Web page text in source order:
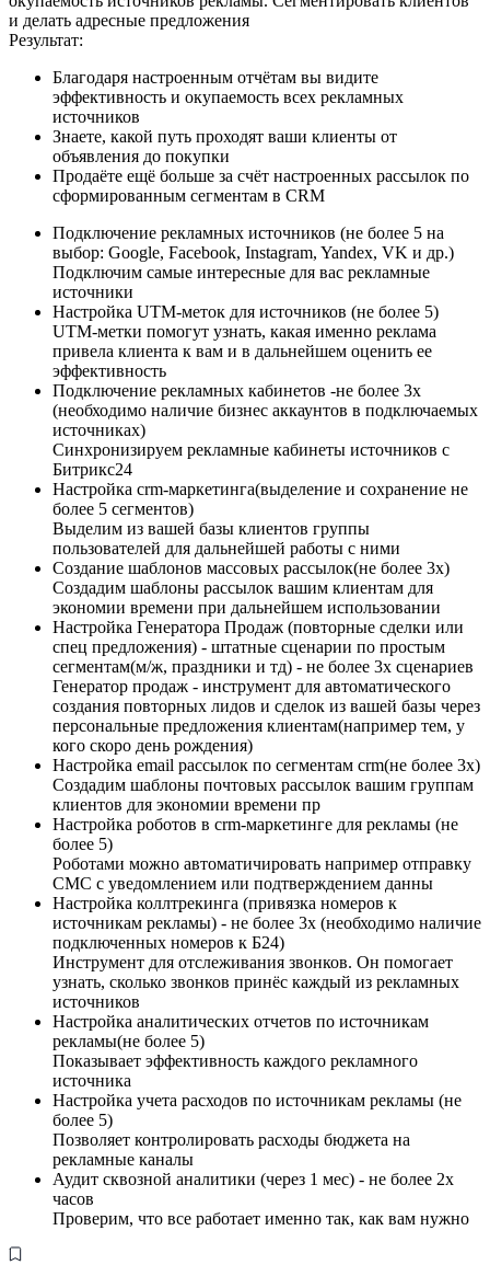
и делать адресные предложения
Результат:
Благодаря настроенным отчётам вы видите
эффективность и окупаемость всех рекламных
источников
Знаете, какой путь проходят ваши клиенты от
объявления до покупки
Продаёте ещё больше за счёт настроенных рассылок по
сформированным сегментам в CRM
Подключение рекламных источников (не более 5 на
выбор: Google, Facebook, Instagram, Yandex, VK и др.)
Подключим самые интересные для вас рекламные
источники
Настройка UTM-меток для источников (не более 5)
UTM-метки помогут узнать, какая именно реклама
привела клиента к вам и в дальнейшем оценить ее
эффективность
Подключение рекламных кабинетов​​ -не более 3х
(необходимо наличие бизнес аккаунтов в подключаемых
источниках)
Синхронизируем рекламные кабинеты источников с
Битрикс24
Настройка crm-маркетинга(выделение и сохранение не
более 5 сегментов)
Выделим из вашей базы клиентов группы
пользователей для дальнейшей работы с ними
Создание шаблонов массовых рассылок(не более 3х)​
Создадим шаблоны рассылок вашим клиентам для
экономии времени при дальнейшем использовании
Настройка Генератора Продаж (повторные сделки или
спец предложения) - штатные сценарии по простым
сегментам(м/ж, праздники и тд) - не более 3х сценариев
Генератор продаж - инструмент для автоматического
создания повторных лидов и сделок из вашей базы через
персональные предложения клиентам(например тем, у
кого скоро день рождения)
Настройка email рассылок по сегментам crm(не более 3х)
Создадим шаблоны почтовых рассылок вашим группам
клиентов для экономии времени пр
Настройка роботов в crm-маркетинге для рекламы (не
более 5)
Роботами можно автоматичировать например отправку
СМС с уведомлением или подтверждением данны
Настройка коллтрекинга (привязка номеров к
источникам рекламы) - не более 3х (необходимо наличие
подключенных номеров к Б24)
Инструмент для отслеживания звонков. Он помогает
узнать, сколько звонков принёс каждый из рекламных
источников
Настройка аналитических отчетов по источникам
рекламы(не более 5)
Показывает эффективность каждого рекламного
источника
Настройка учета расходов по источникам рекламы (не
более 5)
Позволяет контролировать расходы бюджета на
рекламные каналы
Аудит сквозной аналитики (через 1 мес) - не более 2х
часов
Проверим, что все работает именно так, как вам нужно